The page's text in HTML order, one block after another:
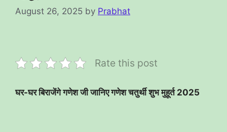
August 26, 2025 by Prabhat
Rate this post
घर-घर बिराजेंगे गणेश जी जानिए गणेश चतुर्थी शुभ मुहूर्त 2025